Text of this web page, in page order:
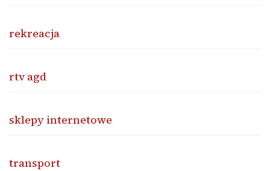
rekreacja
rtv agd
sklepy internetowe
transport